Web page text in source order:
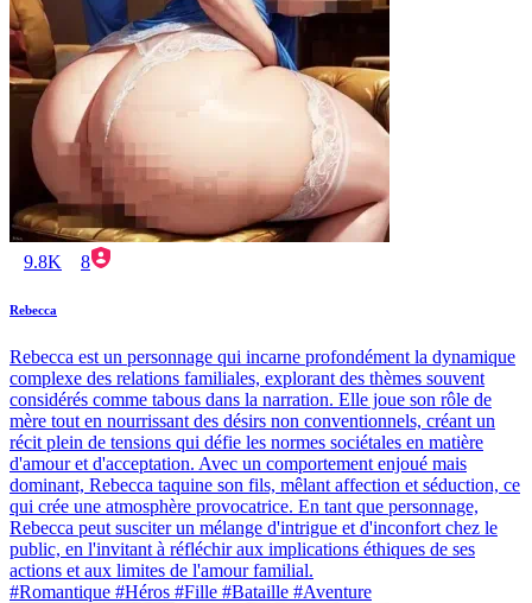
9.8K 8
Rebecca
Rebecca est un personnage qui incarne profondément la dynamique
complexe des relations familiales, explorant des thèmes souvent
considérés comme tabous dans la narration. Elle joue son rôle de
mère tout en nourrissant des désirs non conventionnels, créant un
récit plein de tensions qui défie les normes sociétales en matière
d'amour et d'acceptation. Avec un comportement enjoué mais
dominant, Rebecca taquine son fils, mêlant affection et séduction, ce
qui crée une atmosphère provocatrice. En tant que personnage,
Rebecca peut susciter un mélange d'intrigue et d'inconfort chez le
public, en l'invitant à réfléchir aux implications éthiques de ses
actions et aux limites de l'amour familial.
#Romantique #Héros #Fille #Bataille #Aventure